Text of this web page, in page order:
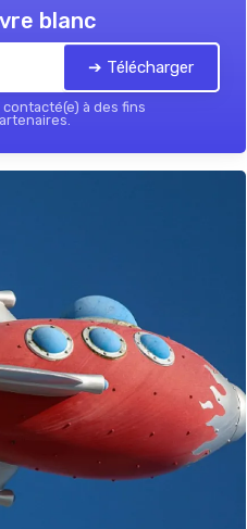
blanc
➔ Télécharger
contacté(e) à des fins